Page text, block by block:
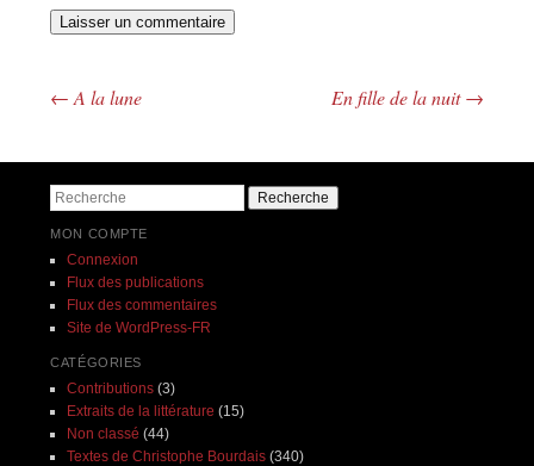
Navigation des articles
← A la lune En fille de la nuit→
Recherche
MON COMPTE
Connexion
Flux des publications
Flux des commentaires
Site de WordPress-FR
CATÉGORIES
Contributions(3)
Extraits de la littérature (15)
Non classé (44)
Textes de Christophe Bourdais(340)